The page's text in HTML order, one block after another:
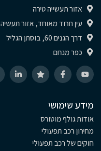
אזור תעשייה טירה
עין חרוד מאוחד, אזור תעשיה
דרך הגנים 60, בוסתן הגליל
כפר מנחם
מידע שימושי
אודות גולף מוטורס
מחירון רכב תפעולי
חוקים של רכב תפעולי